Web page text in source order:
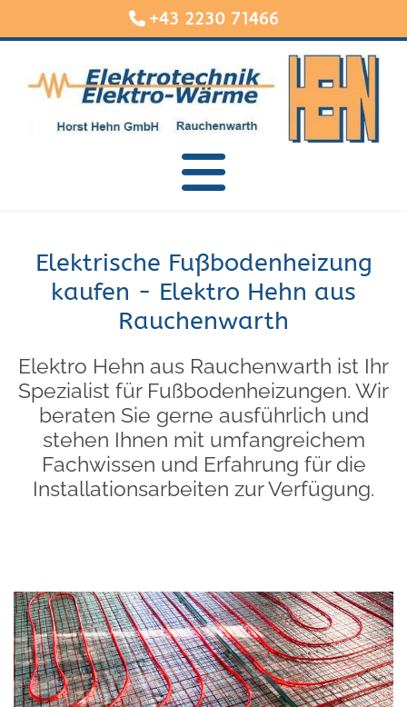
+43 2230 71466
Elektrische Fußbodenheizung
kaufen - Elektro Hehn aus
Rauchenwarth
Elektro Hehn aus Rauchenwarth ist Ihr
Spezialist für Fußbodenheizungen. Wir
beraten Sie gerne ausführlich und
stehen Ihnen mit umfangreichem
Fachwissen und Erfahrung für die
Installationsarbeiten zur Verfügung.